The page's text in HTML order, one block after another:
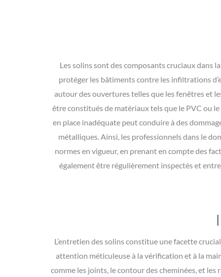
Les solins sont des composants cruciaux dans
protéger les bâtiments contre les infiltrations
autour des ouvertures telles que les fenêtres et
être constitués de matériaux tels que le PVC ou
en place inadéquate peut conduire à des
métalliques. Ainsi, les professionnels dans le
normes en vigueur, en prenant en compte des
également être régulièrement inspectés et
L’entretien des solins constitue une facette
attention méticuleuse à la vérification et à la
comme les joints, le contour des cheminées, et